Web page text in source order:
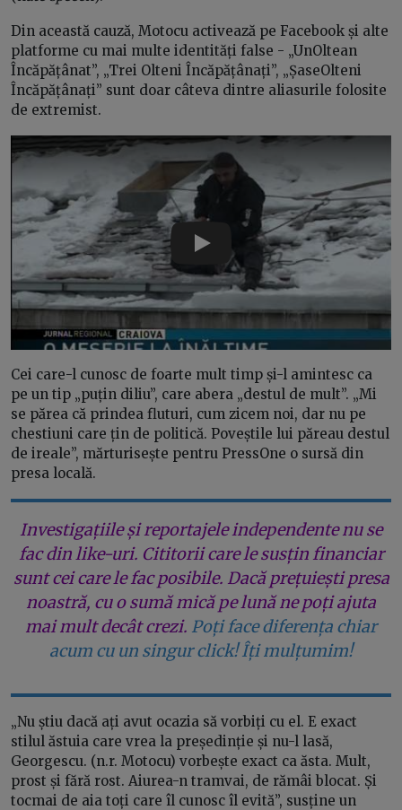
Din această cauză, Motocu activează pe Facebook și alte
platforme cu mai multe identități false - „UnOltean
Încăpățânat”, „Trei Olteni Încăpățânați”, „ȘaseOlteni
Încăpățânați” sunt doar câteva dintre aliasurile folosite
de extremist.
Play
Cei care-l cunosc de foarte mult timp și-l amintesc ca
pe un tip „puțin diliu”, care abera „destul de mult”. „Mi
se părea că prindea fluturi, cum zicem noi, dar nu pe
chestiuni care țin de politică. Poveștile lui păreau destul
de ireale”, mărturisește pentru PressOne o sursă din
presa locală.
Investigațiile și reportajele independente nu se
fac din like-uri. Cititorii care le susțin financiar
sunt cei care le fac posibile. Dacă prețuiești presa
noastră, cu o sumă mică pe lună ne poți ajuta
mai mult decât crezi. Poți face diferența chiar
acum cu un singur click! Îți mulțumim!
„Nu știu dacă ați avut ocazia să vorbiți cu el. E exact
stilul ăstuia care vrea la președinție și nu-l lasă,
Georgescu. (n.r. Motocu) vorbește exact ca ăsta. Mult,
prost și fără rost. Aiurea-n tramvai, de rămâi blocat. Și
tocmai de aia toți care îl cunosc îl evită”, susține un